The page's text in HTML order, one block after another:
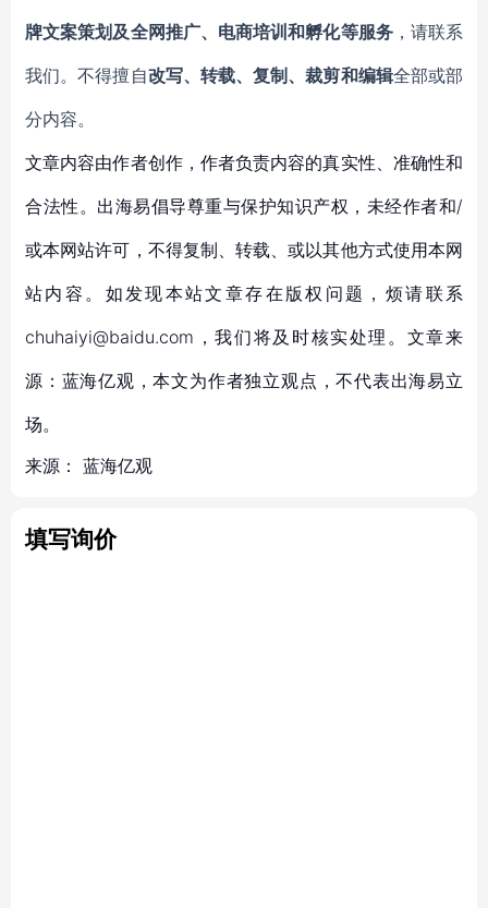
牌文案策划及全网推广、电商培训和孵化等服务，请联系
我们。不得擅自改写、转载、复制、裁剪和编辑全部或部
分内容。
文章内容由作者创作，作者负责内容的真实性、准确性和
合法性。出海易倡导尊重与保护知识产权，未经作者和/
或本网站许可，不得复制、转载、或以其他方式使用本网
站内容。如发现本站文章存在版权问题，烦请联系
chuhaiyi@baidu.com，我们将及时核实处理。文章来
源：蓝海亿观，本文为作者独立观点，不代表出海易立
场。
来源： 蓝海亿观
填写询价